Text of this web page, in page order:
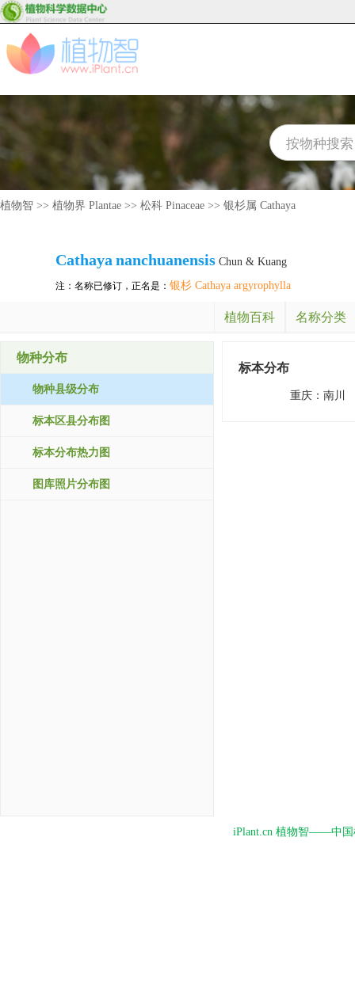
植物智 >> 植物界 Plantae >> 松科 Pinaceae >> 银杉属 Cathaya
Cathaya nanchuanensis Chun & Kuang
注：名称已修订，正名是： 银杉 Cathaya argyrophylla
植物百科 名称分类
物种分布
物种县级分布
标本区县分布图
标本分布热力图
图库照片分布图
标本分布
重庆： 南川
iPlant.cn 植物智——中国